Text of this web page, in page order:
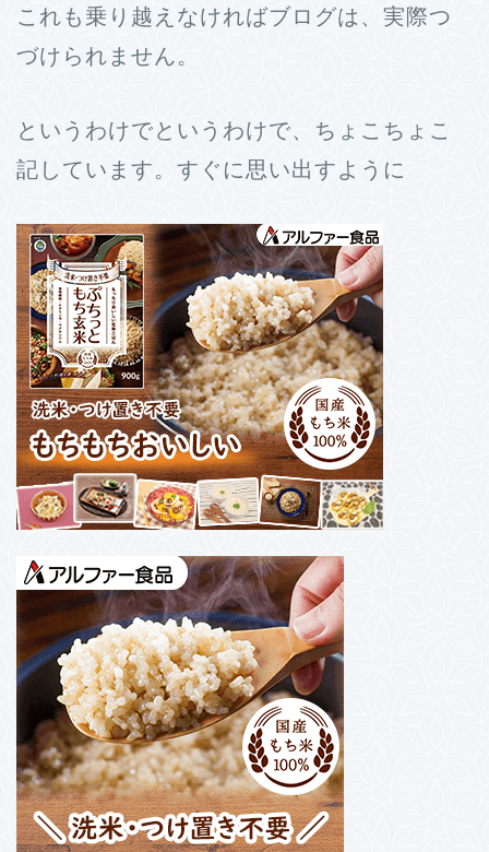
これも乗り越えなければブログは、実際つ
づけられません。
というわけでというわけで、ちょこちょこ
記しています。すぐに思い出すように